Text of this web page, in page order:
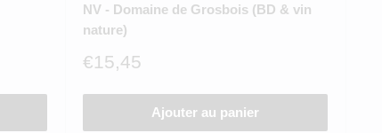
NV - Domaine de Grosbois (BD & vin
nature)
Prix
€15,45
Ajouter au panier